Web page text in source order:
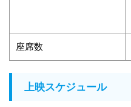
座席数
上映スケジュール